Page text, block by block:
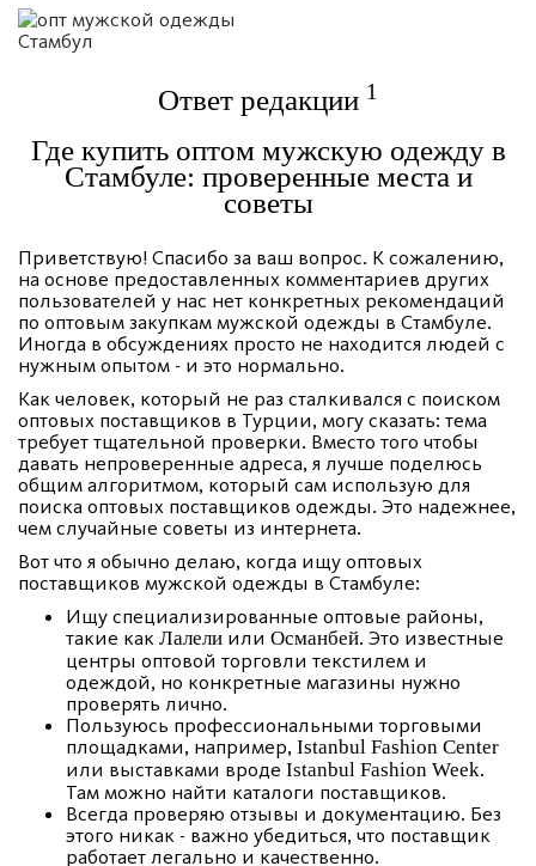
Ответ редакции 1
Где купить оптом мужскую одежду в
Стамбуле: проверенные места и
советы
Приветствую! Спасибо за ваш вопрос. К сожалению,
на основе предоставленных комментариев других
пользователей у нас нет конкретных рекомендаций
по оптовым закупкам мужской одежды в Стамбуле.
Иногда в обсуждениях просто не находится людей с
нужным опытом - и это нормально.
Как человек, который не раз сталкивался с поиском
оптовых поставщиков в Турции, могу сказать: тема
требует тщательной проверки. Вместо того чтобы
давать непроверенные адреса, я лучше поделюсь
общим алгоритмом, который сам использую для
поиска оптовых поставщиков одежды. Это надежнее,
чем случайные советы из интернета.
Вот что я обычно делаю, когда ищу оптовых
поставщиков мужской одежды в Стамбуле:
Ищу специализированные оптовые районы,
такие как Лалели или Османбей. Это известные
центры оптовой торговли текстилем и
одеждой, но конкретные магазины нужно
проверять лично.
Пользуюсь профессиональными торговыми
площадками, например, Istanbul Fashion Center
или выставками вроде Istanbul Fashion Week.
Там можно найти каталоги поставщиков.
Всегда проверяю отзывы и документацию. Без
этого никак - важно убедиться, что поставщик
работает легально и качественно.